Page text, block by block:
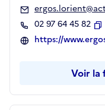
02 97 64 45 82
https://
Voir la